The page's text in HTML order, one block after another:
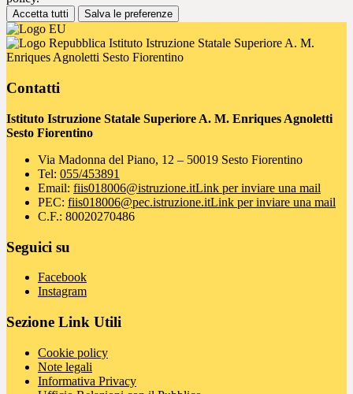
Accetta tutti Salva le preferenze
Istituto Istruzione Statale Superiore A. M.
Enriques Agnoletti Sesto Fiorentino
Contatti
Istituto Istruzione Statale Superiore A. M. Enriques Agnoletti
Sesto Fiorentino
Via Madonna del Piano, 12 – 50019 Sesto Fiorentino
Tel: 055/453891
Email: fiis018006@istruzione.itLink per inviare una mail
PEC: fiis018006@pec.istruzione.itLink per inviare una mail
C.F.: 80020270486
Seguici su
Facebook
Instagram
Sezione Link Utili
Cookie policy
Note legali
Informativa Privacy